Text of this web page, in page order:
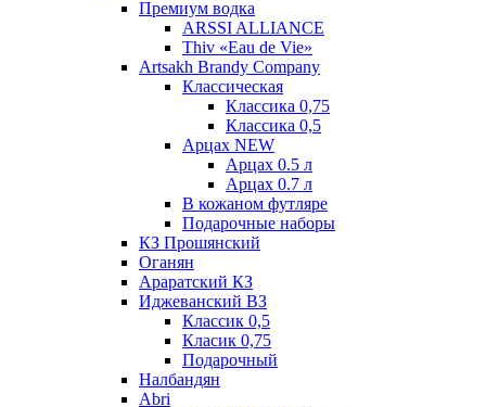
Премиум водка
ARSSI ALLIANCE
Thiv «Eau de Vie»
Artsakh Brandy Company
Классическая
Классика 0,75
Классика 0,5
Арцах NEW
Арцах 0.5 л
Арцах 0.7 л
В кожаном футляре
Подарочные наборы
КЗ Прошянский
Оганян
Араратский КЗ
Иджеванский ВЗ
Классик 0,5
Класик 0,75
Подарочный
Налбандян
Abri